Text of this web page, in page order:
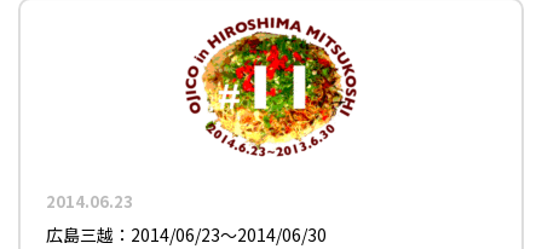
2014.06.23
広島三越：2014/06/23〜2014/06/30